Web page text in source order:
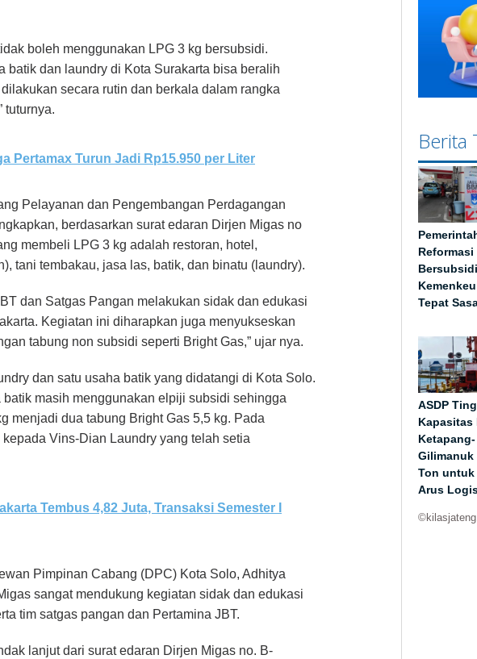
boleh menggunakan LPG 3 kg bersubsidi.
batik dan laundry di Kota Surakarta bisa beralih
secara rutin dan berkala dalam rangka
tuturnya.
Pertamax Turun Jadi Rp15.950 per Liter
Pelayanan dan Pengembangan Perdagangan
berdasarkan surat edaran Dirjen Migas no
membeli LPG 3 kg adalah restoran, hotel,
tani tembakau, jasa las, batik, dan binatu (laundry).
dan Satgas Pangan melakukan sidak dan edukasi
Kegiatan ini diharapkan juga menyukseskan
tabung non subsidi seperti Bright Gas,” ujar nya.
dan satu usaha batik yang didatangi di Kota Solo.
masih menggunakan elpiji subsidi sehingga
menjadi dua tabung Bright Gas 5,5 kg. Pada
Vins-Dian Laundry yang telah setia
Tembus 4,82 Juta, Transaksi Semester I
Pimpinan Cabang (DPC) Kota Solo, Adhitya
sangat mendukung kegiatan sidak dan edukasi
tim satgas pangan dan Pertamina JBT.
lanjut dari surat edaran Dirjen Migas no. B-
Berita
Reformasi
Tepat
ASDP
Kapasitas
Ketapang-
Gilimanuk
Ton untuk
Arus